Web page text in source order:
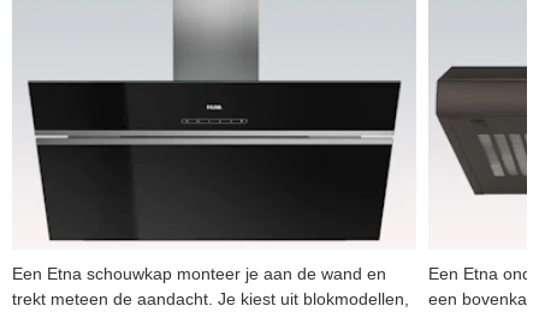
Een Etna schouwkap monteer je aan de wand en
trekt meteen de aandacht. Je kiest uit blokmodellen,
Een Etna
een